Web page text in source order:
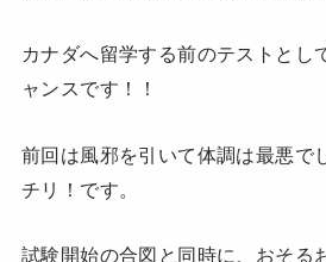
カナダへ留学する前のテストとし
ャンスです！！
前回は風邪を引いて体調は最悪で
チリ！です。
試験開始の合図と同時に、おそる